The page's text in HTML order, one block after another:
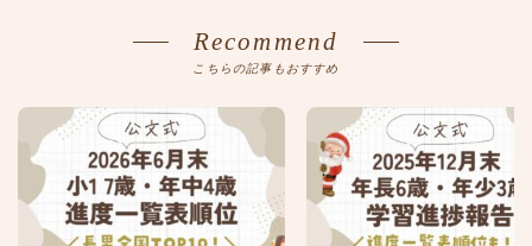
Recommend
こちらの記事もおすすめ